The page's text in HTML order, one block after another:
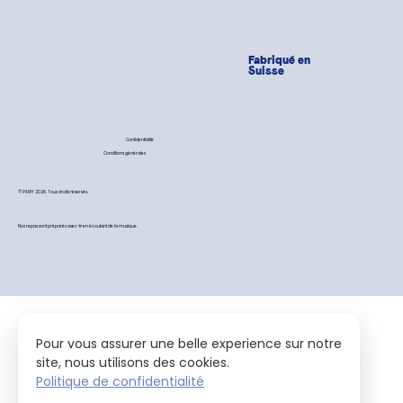
© PAWY 2026. Tous droits réservés.
Fabriqué en
Suisse
Nos repas sont préparés avec 💙 en écoutant de la musique.
Confidentialité
Conditions générales
Pour vous assurer une belle experience sur notre
site, nous utilisons des cookies.
Politique de confidentialité